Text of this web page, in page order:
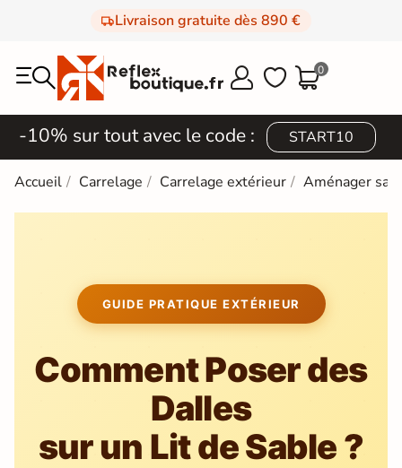
Livraison gratuite dès 890 €
  0
-10% sur tout avec le code : START10
Accueil Carrelage Carrelage extérieur Aménager sa
GUIDE PRATIQUE EXTÉRIEUR
Comment Poser des
Dalles
sur un Lit de Sable ?